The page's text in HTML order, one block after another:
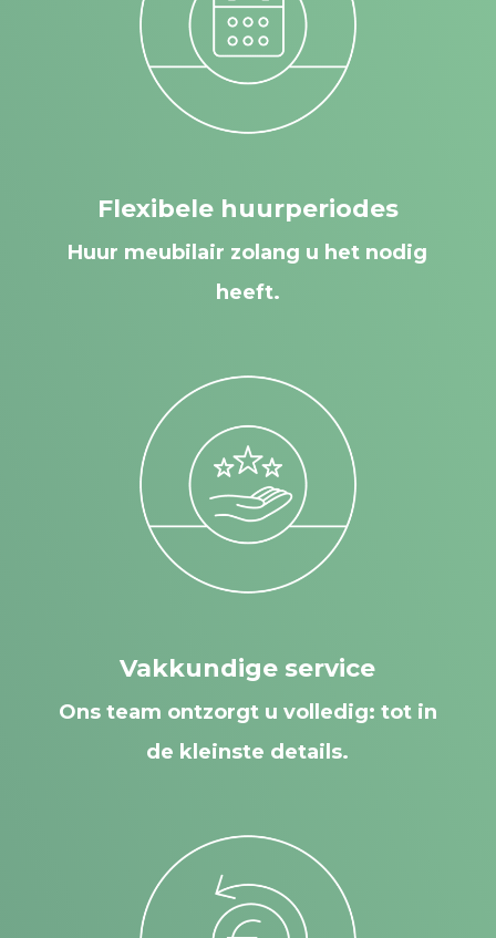
Flexibele huurperiodes
Huur meubilair zolang u het nodig
heeft.
Vakkundige service
Ons team ontzorgt u volledig: tot in
de kleinste details.